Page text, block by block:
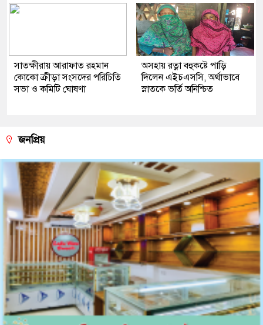
সাতক্ষীরায় আরাফাত রহমান
কোকো ক্রীড়া সংসদের পরিচিতি
সভা ও কমিটি ঘোষণা
অসহায় রত্না বহুকষ্টে পাড়ি
দিলেন এইচএসসি, অর্থাভাবে
স্নাতকে ভর্তি অনিশ্চিত
জনপ্রিয়